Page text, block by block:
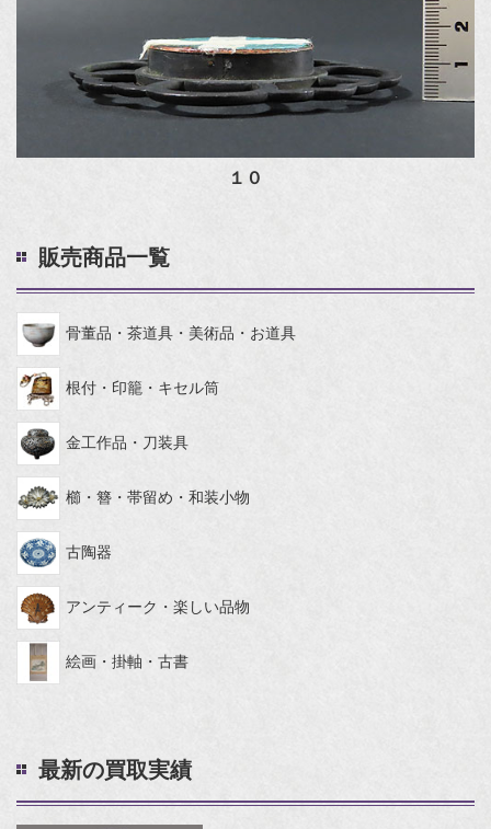
１０
販売商品一覧
骨董品・茶道具・美術品・お道具
根付・印籠・キセル筒
金工作品・刀装具
櫛・簪・帯留め・和装小物
古陶器
アンティーク・楽しい品物
絵画・掛軸・古書
最新の買取実績